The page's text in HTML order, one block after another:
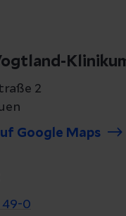
2
Google Maps
49-0